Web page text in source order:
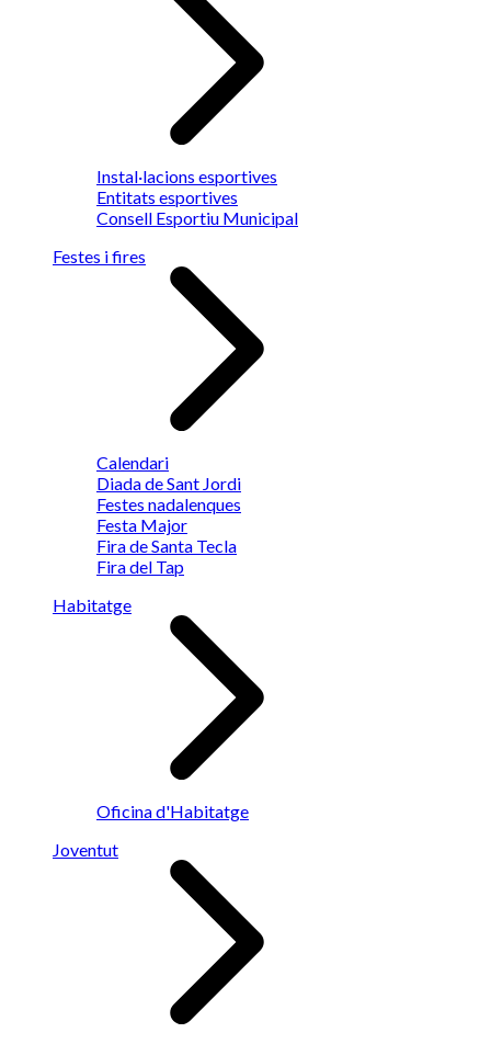
Instal·lacions esportives
Entitats esportives
Consell Esportiu Municipal
Festes i fires
Calendari
Diada de Sant Jordi
Festes nadalenques
Festa Major
Fira de Santa Tecla
Fira del Tap
Habitatge
Oficina d'Habitatge
Joventut